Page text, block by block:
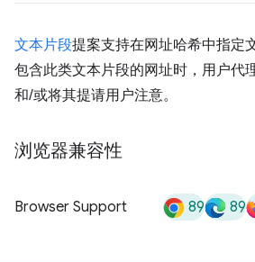
文本片段提案支持在网址哈希中指定
包含此类文本片段的网址时，用户代
和/或将其提请用户注意。
浏览器兼容性
Browser Support 89 89